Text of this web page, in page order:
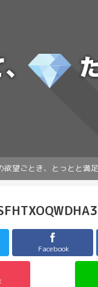
欲望ごとき、とっとと
Facebook